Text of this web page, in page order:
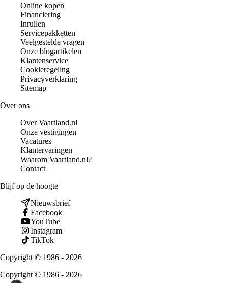
Online kopen
Financiering
Inruilen
Servicepakketten
Veelgestelde vragen
Onze blogartikelen
Klantenservice
Cookieregeling
Privacyverklaring
Sitemap
Over ons
Over Vaartland.nl
Onze vestigingen
Vacatures
Klantervaringen
Waarom Vaartland.nl?
Contact
Blijf op de hoogte
Nieuwsbrief
Facebook
YouTube
Instagram
TikTok
Copyright © 1986 - 2026
Copyright © 1986 - 2026